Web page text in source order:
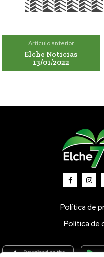
Artículo anterior
Elche Noticias
13/01/2022
Política de
Política de